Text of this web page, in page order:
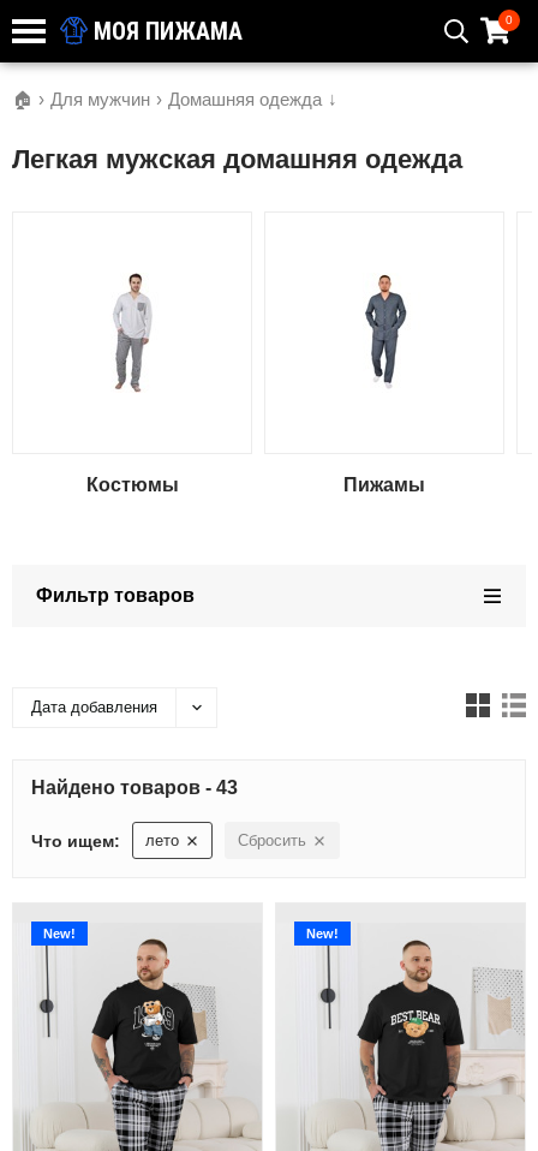
МОЯ ПИЖАМА 0
🏠 › Для мужчин › Домашняя одежда ↓
Легкая мужская домашняя одежда
Костюмы Пижамы
Фильтр товаров
Дата добавления
Найдено товаров - 43
Что ищем: лето Сбросить
New! New!